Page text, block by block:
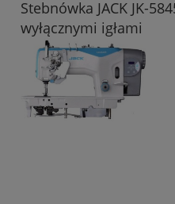
Stebnówka JACK JK-
wyłącznymi igłami